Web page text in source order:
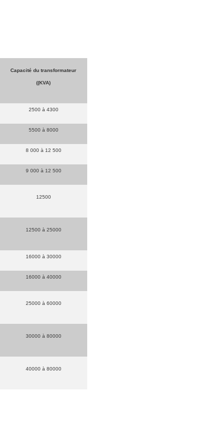
Capacité du transformateur
((KVA)
2500 à 4300
5500 à 8000
8 000 à 12 500
9 000 à 12 500
12500
12500 à 25000
16000 à 30000
16000 à 40000
25000 à 60000
30000 à 80000
40000 à 80000